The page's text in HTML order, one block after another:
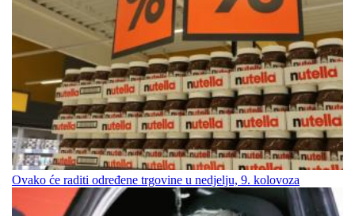
Ovako će raditi određene trgovine u nedjelju, 9. kolovoza